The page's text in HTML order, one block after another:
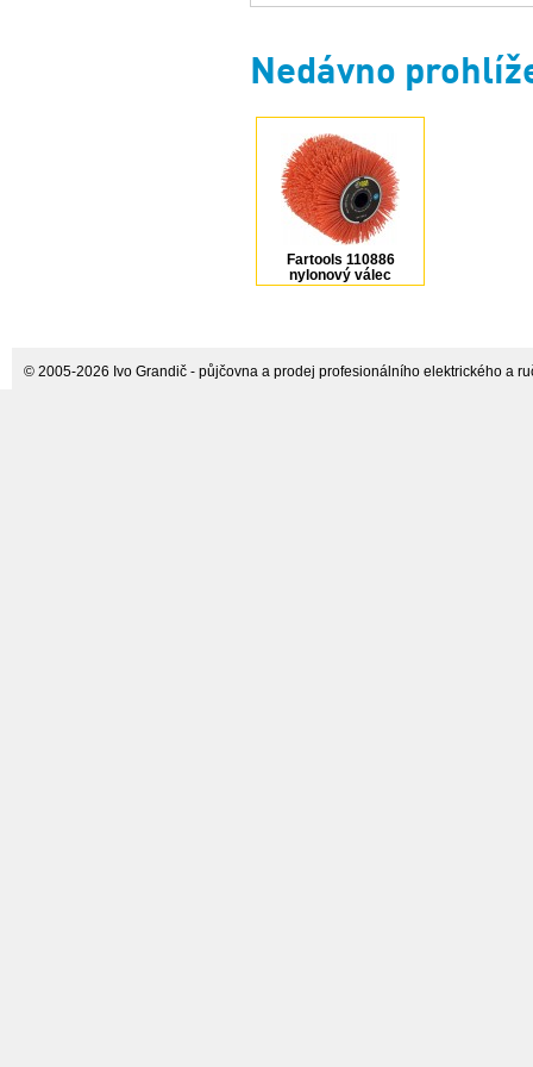
Nedávno
Fartools 110886
nylonový válec
120x100 mm pro
© 2005-2026 Ivo Grandič - půjčovna a prodej profesionálního elektrického a